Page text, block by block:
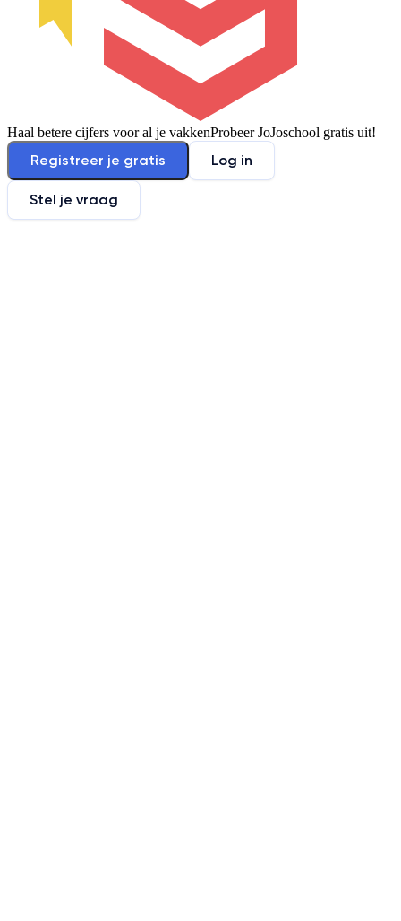
Haal betere cijfers voor al je vakkenProbeer JoJoschool gratis uit!
Registreer je gratis Log in
Stel je vraag